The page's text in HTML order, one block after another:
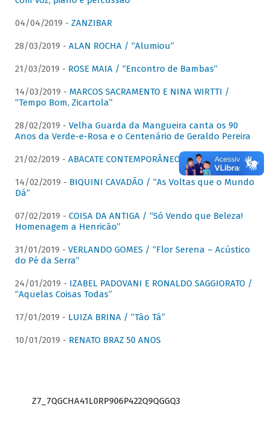
04/04/2019 - ZANZIBAR
28/03/2019 - ALAN ROCHA / “Alumiou”
21/03/2019 - ROSE MAIA / “Encontro de Bambas”
14/03/2019 - MARCOS SACRAMENTO E NINA WIRTTI /
“Tempo Bom, Zicartola”
28/02/2019 - Velha Guarda da Mangueira canta os 90
Anos da Verde-e-Rosa e o Centenário de Geraldo Pereira
21/02/2019 - ABACATE CONTEMPORÂNEO
14/02/2019 - BIQUINI CAVADÃO / “As Voltas que o Mundo
Dá”
07/02/2019 - COISA DA ANTIGA / “Só Vendo que Beleza!
Homenagem a Henricão”
31/01/2019 - VERLANDO GOMES / “Flor Serena – Acústico
do Pé da Serra”
24/01/2019 - IZABEL PADOVANI E RONALDO SAGGIORATO /
“Aquelas Coisas Todas”
17/01/2019 - LUIZA BRINA / “Tão Tá”
10/01/2019 - RENATO BRAZ 50 ANOS
Z7_7QGCHA41L0RP906P422Q9QGGQ3